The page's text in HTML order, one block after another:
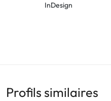
InDesign
Profils similaires